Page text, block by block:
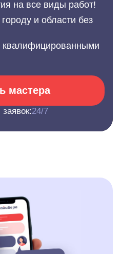
на все виды работ!
и области без
квалифицированными
мастера
24/7